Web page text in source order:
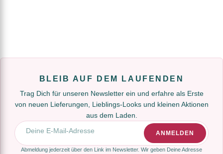
BLEIB AUF DEM LAUFENDEN
Trag Dich für unseren Newsletter ein und erfahre als Erste
von neuen Lieferungen, Lieblings-Looks und kleinen Aktionen
aus dem Laden.
E-Mail-Adresse
ANMELDEN
Abmeldung jederzeit über den Link im Newsletter. Wir geben Deine Adresse